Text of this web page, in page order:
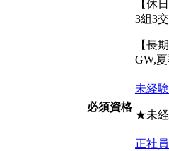
【休
3組3
【長
GW,
必須資格
未経
★未経
正社